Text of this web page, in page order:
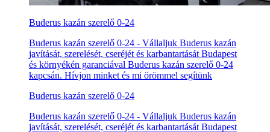
Buderus kazán szerelő 0-24
Buderus kazán szerelő 0-24 - Vállaljuk Buderus kazán
javítását, szerelését, cseréjét és karbantartását Budapest
és környékén garanciával Buderus kazán szerelő 0-24
kapcsán. Hívjon minket és mi örömmel segítünk
Buderus kazán szerelő 0-24
Buderus kazán szerelő 0-24 - Vállaljuk Buderus kazán
javítását, szerelését, cseréjét és karbantartását Budapest